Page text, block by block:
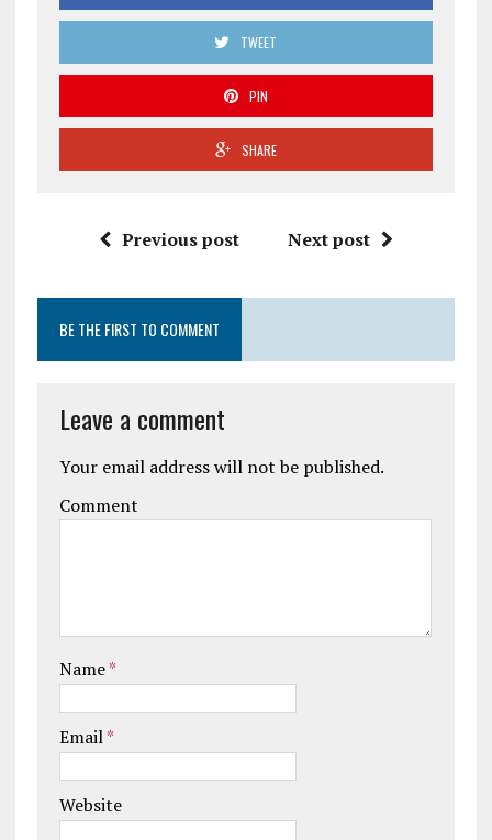
TWEET
PIN
SHARE
Previous post Next post
BE THE FIRST TO COMMENT
Leave a comment
Your email address will not be published.
Comment
Name*
Email*
Website